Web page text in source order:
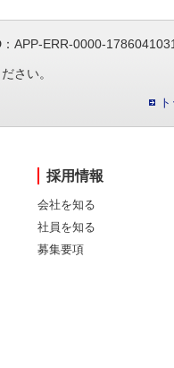
APP-ERR-0000-
さい。
採用情報
会社を知る
社員を知る
募集要項